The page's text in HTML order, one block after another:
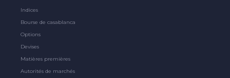
Indices
Bourse de casablanca
Options
Devises
Matières premières
Autorités de marchés